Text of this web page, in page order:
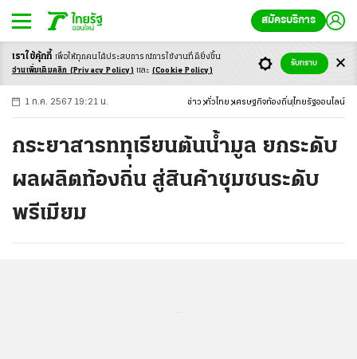
สมัครบริการ
-ก ก ก+
1 ก.ค. 2567 19:21 น. ข่าว ทั่วไทย เศรษฐกิจท้องถิ่น ไทยรัฐออนไลน์
กระยาสารททุเรียนต้นน้ำมูล ยกระดับ
ผลผลิตท้องถิ่น สู่สินค้าชุมชนระดับ
พรีเมียม
เราใช้คุ้กกี้ เพื่อให้ทุกคนได้ประสบการณ์การใช้งานที่ดียิ่งขึ้น
อ่านเพิ่มเติมคลิก (Privacy Policy) และ (Cookie Policy)
รับทราบ